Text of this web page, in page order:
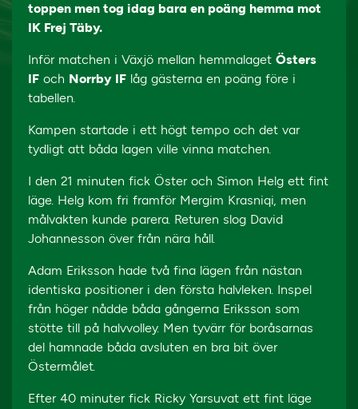
toppen men tog idag bara en poäng hemma mot
IK Frej Täby.
Inför matchen i Växjö mellan hemmalaget Östers
IF och Norrby IF låg gästerna en poäng före i
tabellen.
Kampen startade i ett högt tempo och det var
tydligt att båda lagen ville vinna matchen.
I den 21 minuten fick Öster och Simon Helg ett fint
läge. Helg kom fri framför Mergim Krasniqi, men
målvakten kunde parera. Returen slog David
Johannesson över från nära håll.
Adam Eriksson hade två fina lägen från nästan
identiska positioner i den första halvleken. Inspel
från höger nådde båda gångerna Eriksson som
stötte till på halvvolley. Men tyvärr för boråsarnas
del hamnade båda avsluten en bra bit över
Östermålet.
Efter 40 minuter fick Ricky Yarsuvat ett fint läge